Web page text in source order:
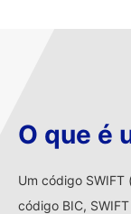
O que é
Um código SWIFT
código BIC,